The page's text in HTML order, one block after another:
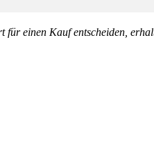
einen Kauf entscheiden,